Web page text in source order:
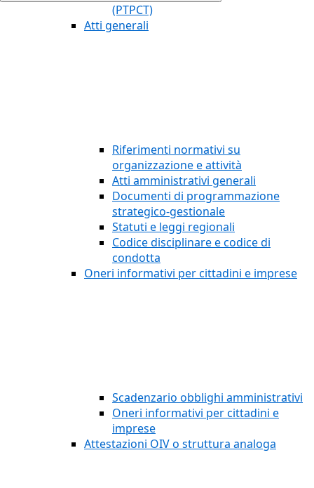
(PTPCT)
Atti generali
Riferimenti normativi su
organizzazione e attività
Atti amministrativi generali
Documenti di programmazione
strategico-gestionale
Statuti e leggi regionali
Codice disciplinare e codice di
condotta
Oneri informativi per cittadini e imprese
Scadenzario obblighi amministrativi
Oneri informativi per cittadini e
imprese
Attestazioni OIV o struttura analoga